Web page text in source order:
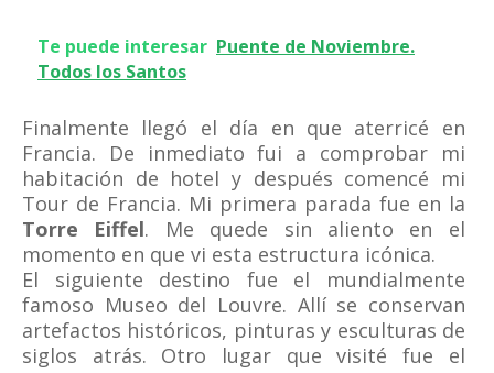
Te puede interesar Puente de Noviembre.
Todos los Santos
Finalmente llegó el día en que aterricé en
Francia. De inmediato fui a comprobar mi
habitación de hotel y después comencé mi
Tour de Francia. Mi primera parada fue en la
Torre Eiffel. Me quede sin aliento en el
momento en que vi esta estructura icónica.
El siguiente destino fue el mundialmente
famoso Museo del Louvre. Allí se conservan
artefactos históricos, pinturas y esculturas de
siglos atrás. Otro lugar que visité fue el